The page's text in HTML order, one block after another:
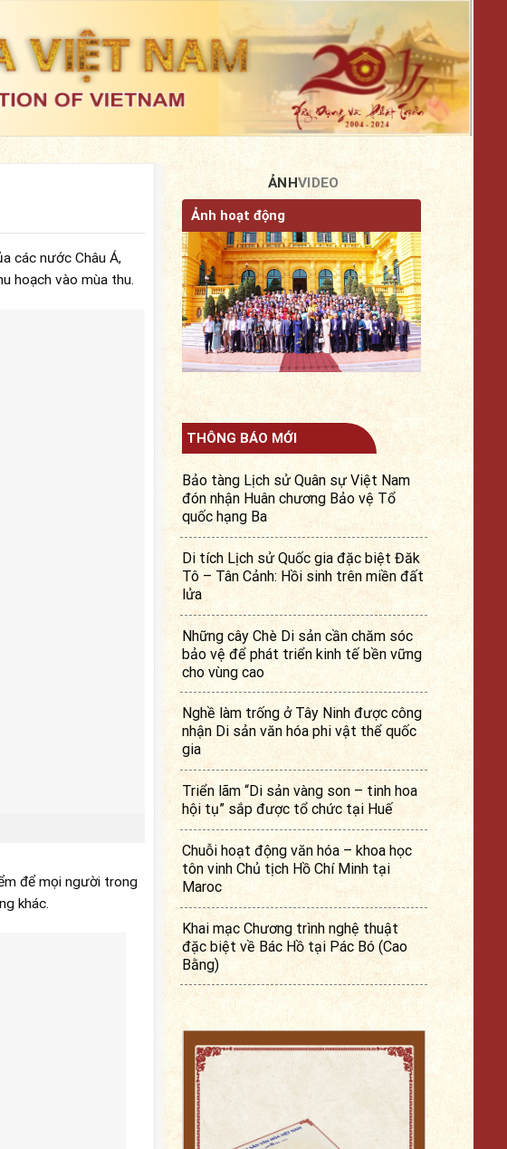
các nước Châu Á,
hoạch vào mùa thu.
để mọi người trong
khác.
ẢNHVIDEO
Ảnh hoạt động
THÔNG BÁO MỚI
Bảo tàng Lịch sử Quân sự Việt Nam
đón nhận Huân chương Bảo vệ Tổ
quốc hạng Ba
Di tích Lịch sử Quốc gia đặc biệt Đăk
Tô – Tân Cảnh: Hồi sinh trên miền đất
lửa
Những cây Chè Di sản cần chăm sóc
bảo vệ để phát triển kinh tế bền vững
cho vùng cao
Nghề làm trống ở Tây Ninh được công
nhận Di sản văn hóa phi vật thể quốc
gia
Triển lãm “Di sản vàng son – tinh hoa
hội tụ” sắp được tổ chức tại Huế
Chuỗi hoạt động văn hóa – khoa học
tôn vinh Chủ tịch Hồ Chí Minh tại
Maroc
Khai mạc Chương trình nghệ thuật
đặc biệt về Bác Hồ tại Pác Bó (Cao
Bằng)